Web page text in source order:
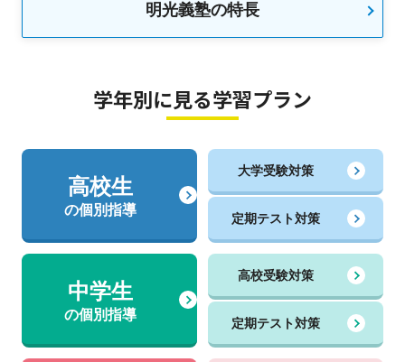
明光義塾の特長
学年別に見る学習プラン
高校生
の個別指導
大学受験対策
定期テスト対策
中学生
の個別指導
高校受験対策
定期テスト対策